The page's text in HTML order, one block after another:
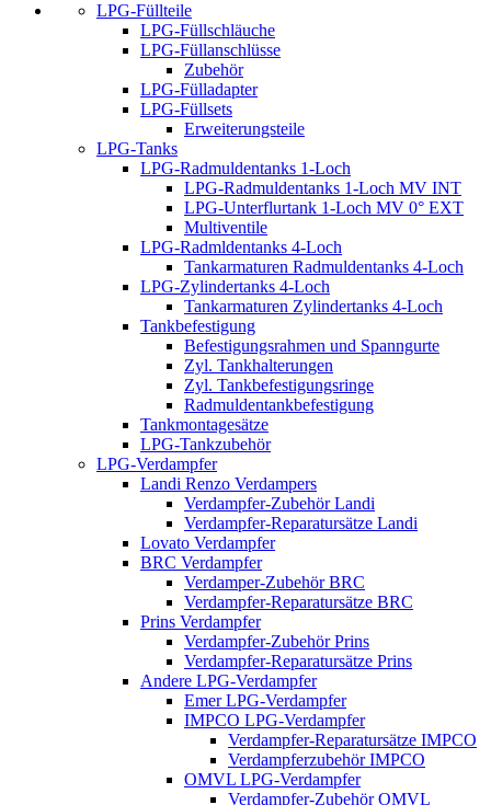
LPG-Füllteile
LPG-Füllschläuche
LPG-Füllanschlüsse
Zubehör
LPG-Fülladapter
LPG-Füllsets
Erweiterungsteile
LPG-Tanks
LPG-Radmuldentanks 1-Loch
LPG-Radmuldentanks 1-Loch MV INT
LPG-Unterflurtank 1-Loch MV 0° EXT
Multiventile
LPG-Radmldentanks 4-Loch
Tankarmaturen Radmuldentanks 4-Loch
LPG-Zylindertanks 4-Loch
Tankarmaturen Zylindertanks 4-Loch
Tankbefestigung
Befestigungsrahmen und Spanngurte
Zyl. Tankhalterungen
Zyl. Tankbefestigungsringe
Radmuldentankbefestigung
Tankmontagesätze
LPG-Tankzubehör
LPG-Verdampfer
Landi Renzo Verdampers
Verdampfer-Zubehör Landi
Verdampfer-Reparatursätze Landi
Lovato Verdampfer
BRC Verdampfer
Verdamper-Zubehör BRC
Verdampfer-Reparatursätze BRC
Prins Verdampfer
Verdampfer-Zubehör Prins
Verdampfer-Reparatursätze Prins
Andere LPG-Verdampfer
Emer LPG-Verdampfer
IMPCO LPG-Verdampfer
Verdampfer-Reparatursätze IMPCO
Verdampferzubehör IMPCO
OMVL LPG-Verdampfer
Verdampfer-Zubehör OMVL